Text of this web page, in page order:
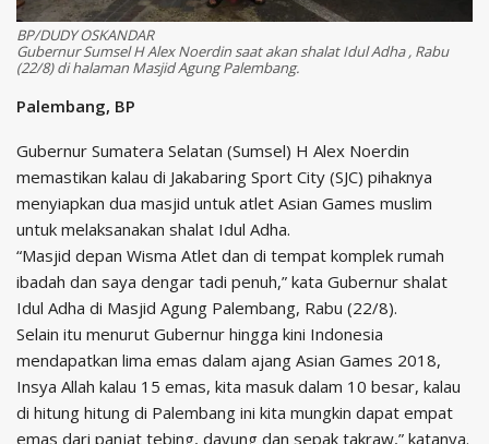
BP/DUDY OSKANDAR
Gubernur Sumsel H Alex Noerdin saat akan shalat Idul Adha , Rabu
(22/8) di halaman Masjid Agung Palembang.
Palembang, BP
Gubernur Sumatera Selatan (Sumsel) H Alex Noerdin
memastikan kalau di Jakabaring Sport City (SJC) pihaknya
menyiapkan dua masjid untuk atlet Asian Games muslim
untuk melaksanakan shalat Idul Adha.
“Masjid depan Wisma Atlet dan di tempat komplek rumah
ibadah dan saya dengar tadi penuh,” kata Gubernur shalat
Idul Adha di Masjid Agung Palembang, Rabu (22/8).
Selain itu menurut Gubernur hingga kini Indonesia
mendapatkan lima emas dalam ajang Asian Games 2018,
Insya Allah kalau 15 emas, kita masuk dalam 10 besar, kalau
di hitung hitung di Palembang ini kita mungkin dapat empat
emas dari panjat tebing, dayung dan sepak takraw,” katanya.